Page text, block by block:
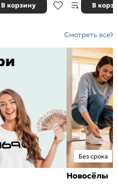
В корзину В
Смотреть все
Без срока
Новосёлы